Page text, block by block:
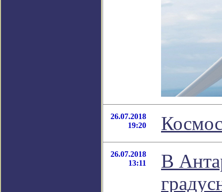
26.07.2018
19:20
26.07.2018
13:11
В